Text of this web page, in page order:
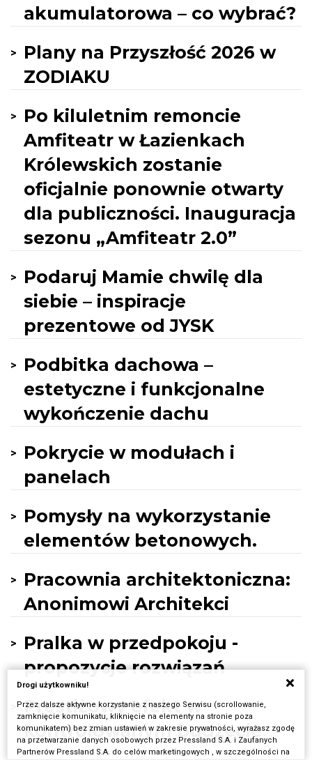
akumulatorowa – co wybrać?
Plany na Przyszłość 2026 w
ZODIAKU
Po kiluletnim remoncie
Amfiteatr w Łazienkach
Królewskich zostanie
oficjalnie ponownie otwarty
dla publiczności. Inauguracja
sezonu „Amfiteatr 2.0”
Podaruj Mamie chwilę dla
siebie – inspiracje
prezentowe od JYSK
Podbitka dachowa –
estetyczne i funkcjonalne
wykończenie dachu
Pokrycie w modułach i
panelach
Pomysły na wykorzystanie
elementów betonowych.
Pracownia architektoniczna:
Anonimowi Architekci
Pralka w przedpokoju -
propozycje rozwiązań
Prestiżowy efekt w
kontrolowanym budżecie
Drogi użytkowniku!
Przez dalsze aktywne korzystanie z naszego Serwisu (scrollowanie,
zamknięcie komunikatu, kliknięcie na elementy na stronie poza
komunikatem) bez zmian ustawień w zakresie prywatności, wyrażasz zgodę
na przetwarzanie danych osobowych przez Pressland S.A. i Zaufanych
Partnerów Pressland S.A. do celów marketingowych , w szczególności na